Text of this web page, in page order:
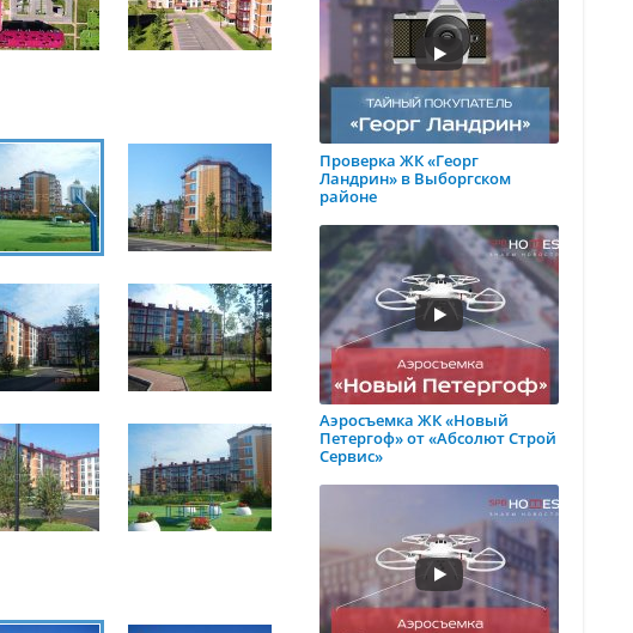
Проверка ЖК «Георг
Ландрин» в Выборгском
районе
Аэросъемка ЖК «Новый
Петергоф» от «Абсолют Строй
Сервис»